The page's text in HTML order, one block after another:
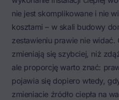
nie jest skomplikowane i nie
kosztami – w skali budowy
zestawieniu prawie nie widać.
zmieniają się szybciej, niż
ale proporcję warto znać:
pojawia się dopiero wtedy,
zmieniacie źródło ciepła na